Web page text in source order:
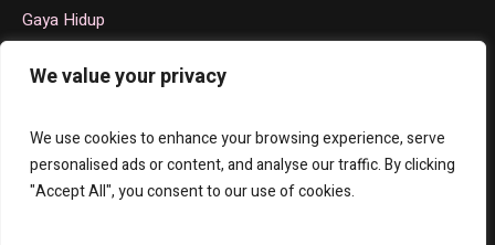
We value your privacy
We use cookies to enhance your browsing experience, serve
personalised ads or content, and analyse our traffic. By clicking
"Accept All", you consent to our use of cookies.
Gaya Hidup
Olahraga